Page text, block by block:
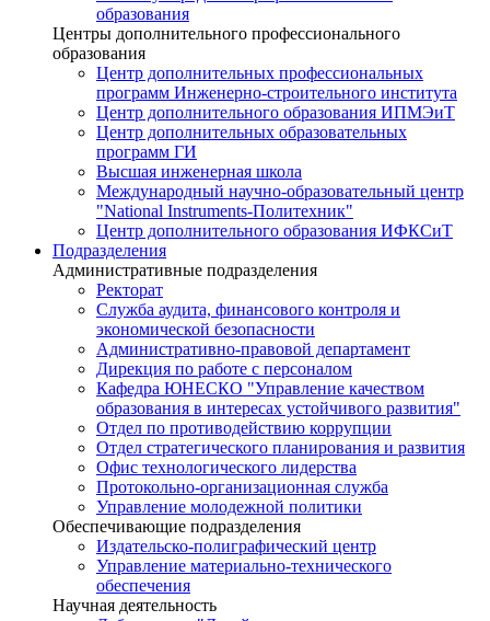
образования
Центры дополнительного профессионального
образования
Центр дополнительных профессиональных
программ Инженерно-строительного института
Центр дополнительного образования ИПМЭиТ
Центр дополнительных образовательных
программ ГИ
Высшая инженерная школа
Международный научно-образовательный центр
"National Instruments-Политехник"
Центр дополнительного образования ИФКСиТ
Подразделения
Административные подразделения
Ректорат
Служба аудита, финансового контроля и
экономической безопасности
Административно-правовой департамент
Дирекция по работе с персоналом
Кафедра ЮНЕСКО "Управление качеством
образования в интересах устойчивого развития"
Отдел по противодействию коррупции
Отдел стратегического планирования и развития
Офис технологического лидерства
Протокольно-организационная служба
Управление молодежной политики
Обеспечивающие подразделения
Издательско-полиграфический центр
Управление материально-технического
обеспечения
Научная деятельность